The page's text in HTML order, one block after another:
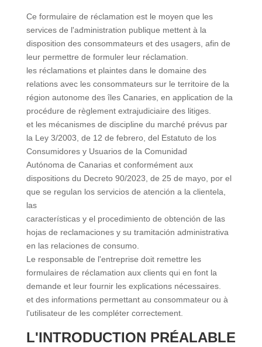
Ce formulaire de réclamation est le moyen que les
services de l'administration publique mettent à la
disposition des consommateurs et des usagers, afin de
leur permettre de formuler leur réclamation.
les réclamations et plaintes dans le domaine des
relations avec les consommateurs sur le territoire de la
région autonome des îles Canaries, en application de la
procédure de règlement extrajudiciaire des litiges.
et les mécanismes de discipline du marché prévus par
la Ley 3/2003, de 12 de febrero, del Estatuto de los
Consumidores y Usuarios de la Comunidad
Autónoma de Canarias et conformément aux
dispositions du Decreto 90/2023, de 25 de mayo, por el
que se regulan los servicios de atención a la clientela,
las
características y el procedimiento de obtención de las
hojas de reclamaciones y su tramitación administrativa
en las relaciones de consumo.
Le responsable de l'entreprise doit remettre les
formulaires de réclamation aux clients qui en font la
demande et leur fournir les explications nécessaires.
et des informations permettant au consommateur ou à
l'utilisateur de les compléter correctement.
L'INTRODUCTION PRÉALABLE